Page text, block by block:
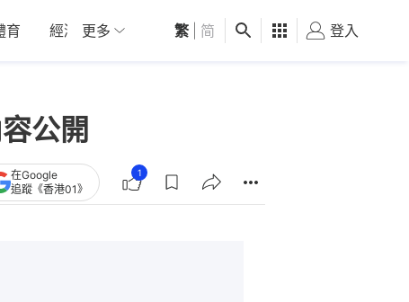
育 經濟 01深圳 觀點 健康 好食玩飛
更多 繁 简 登入
公開
在Google
追蹤《香港01》
1